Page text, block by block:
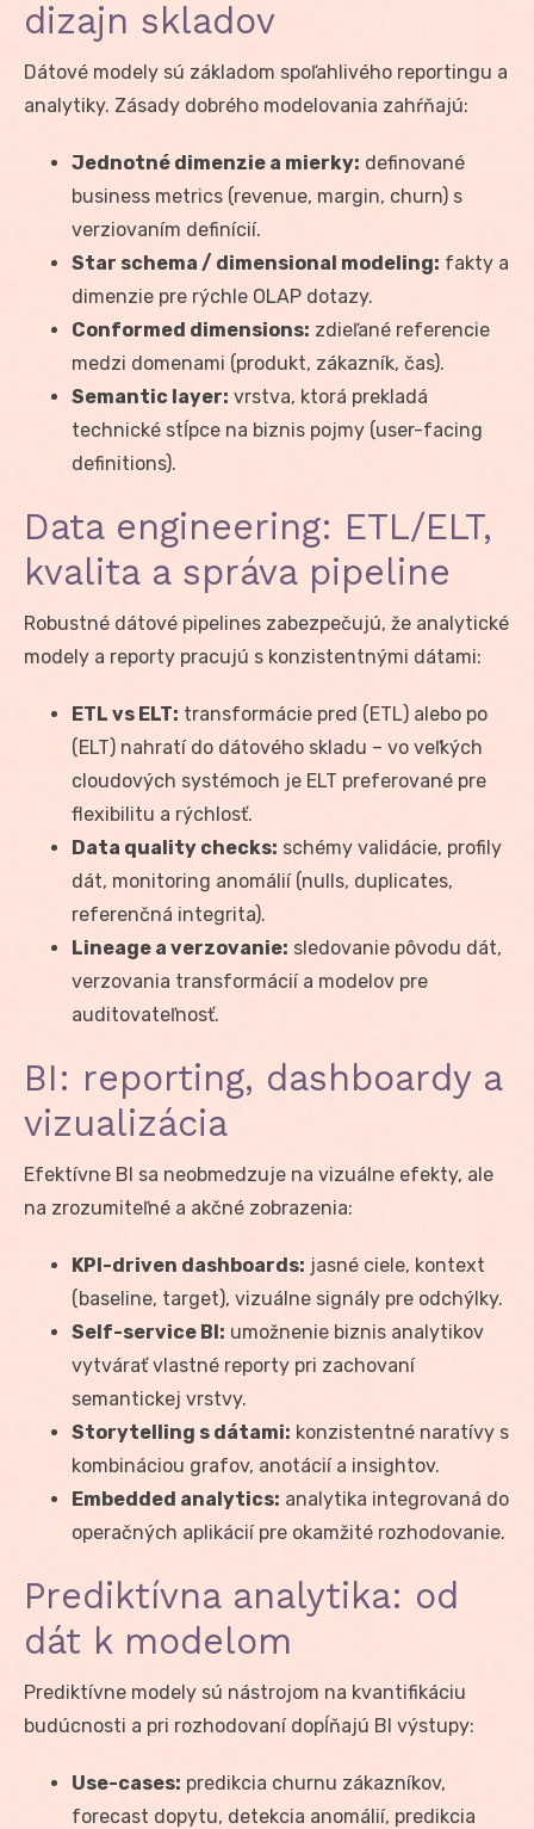
dizajn skladov
Dátové modely sú základom spoľahlivého reportingu a
analytiky. Zásady dobrého modelovania zahŕňajú:
Jednotné dimenzie a mierky: definované
business metrics (revenue, margin, churn) s
verziovaním definícií.
Star schema / dimensional modeling: fakty a
dimenzie pre rýchle OLAP dotazy.
Conformed dimensions: zdieľané referencie
medzi domenami (produkt, zákazník, čas).
Semantic layer: vrstva, ktorá prekladá
technické stĺpce na biznis pojmy (user-facing
definitions).
Data engineering: ETL/ELT,
kvalita a správa pipeline
Robustné dátové pipelines zabezpečujú, že analytické
modely a reporty pracujú s konzistentnými dátami:
ETL vs ELT: transformácie pred (ETL) alebo po
(ELT) nahratí do dátového skladu – vo veľkých
cloudových systémoch je ELT preferované pre
flexibilitu a rýchlosť.
Data quality checks: schémy validácie, profily
dát, monitoring anomálií (nulls, duplicates,
referenčná integrita).
Lineage a verzovanie: sledovanie pôvodu dát,
verzovania transformácií a modelov pre
auditovateľnosť.
BI: reporting, dashboardy a
vizualizácia
Efektívne BI sa neobmedzuje na vizuálne efekty, ale
na zrozumiteľné a akčné zobrazenia:
KPI-driven dashboards: jasné ciele, kontext
(baseline, target), vizuálne signály pre odchýlky.
Self-service BI: umožnenie biznis analytikov
vytvárať vlastné reporty pri zachovaní
semantickej vrstvy.
Storytelling s dátami: konzistentné naratívy s
kombináciou grafov, anotácií a insightov.
Embedded analytics: analytika integrovaná do
operačných aplikácií pre okamžité rozhodovanie.
Prediktívna analytika: od
dát k modelom
Prediktívne modely sú nástrojom na kvantifikáciu
budúcnosti a pri rozhodovaní dopĺňajú BI výstupy:
Use-cases: predikcia churnu zákazníkov,
forecast dopytu, detekcia anomálií, predikcia